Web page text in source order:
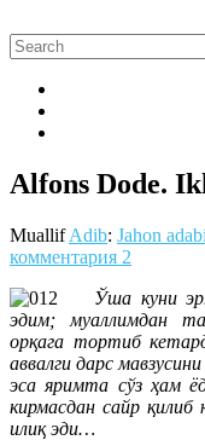
Alfons Dode.
MuallifAdib: Jahon
комментария 2
Ўша куни
эдим; муаллимдан
орқага тортиб
аввалги дарс
эса яримта сўз ҳам
кирмасдан сайр
илиқ эди…